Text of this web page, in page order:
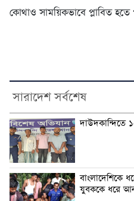
কোথাও সাময়িকভাবে প্লাবিত হতে
সারাদেশ সর্বশেষ
দাউদকান্দিতে
বাংলাদেশিকে
যুবককে ধরে